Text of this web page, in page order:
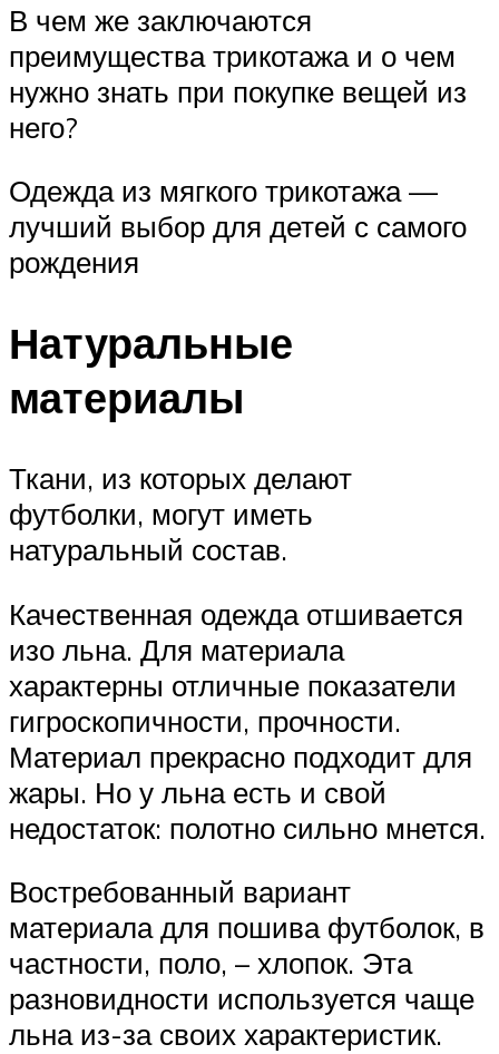
В чем же заключаются
преимущества трикотажа и о чем
нужно знать при покупке вещей из
него?
Одежда из мягкого трикотажа —
лучший выбор для детей с самого
рождения
Натуральные
материалы
Ткани, из которых делают
футболки, могут иметь
натуральный состав.
Качественная одежда отшивается
изо льна. Для материала
характерны отличные показатели
гигроскопичности, прочности.
Материал прекрасно подходит для
жары. Но у льна есть и свой
недостаток: полотно сильно мнется.
Востребованный вариант
материала для пошива футболок, в
частности, поло, – хлопок. Эта
разновидности используется чаще
льна из-за своих характеристик.